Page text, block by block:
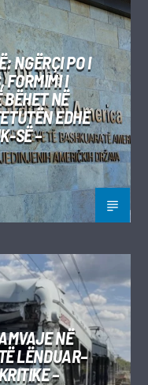
NGËRÇI PO I
FORMIMI I
BËHET NË
EDHE
SË –
NË
LËNDUAR–
–